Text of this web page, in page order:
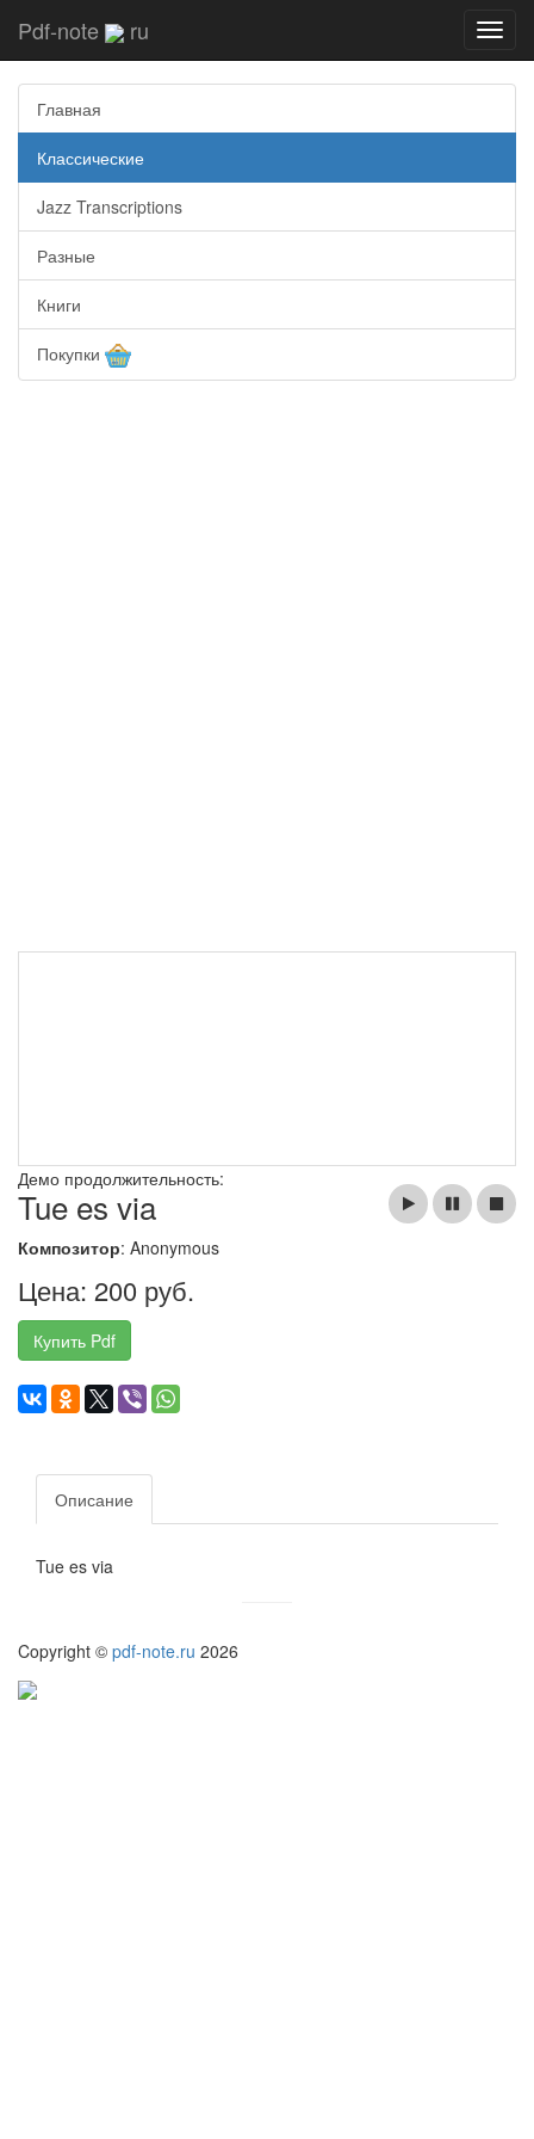
Pdf-note ru
Главная
Классические
Jazz Transcriptions
Разные
Книги
Покупки
Демо продолжительность:
Tue es via
Композитор: Anonymous
Цена: 200 руб.
Купить Pdf
Описание
Tue es via
Copyright © pdf-note.ru 2026